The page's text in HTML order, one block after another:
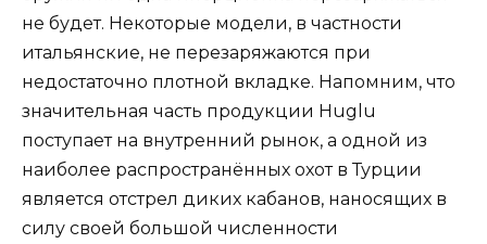
не будет. Некоторые модели, в частности
итальянские, не перезаряжаются при
недостаточно плотной вкладке. Напомним, что
значительная часть продукции Huglu
поступает на внутренний рынок, а одной из
наиболее распространённых охот в Турции
является отстрел диких кабанов, наносящих в
силу своей большой численности